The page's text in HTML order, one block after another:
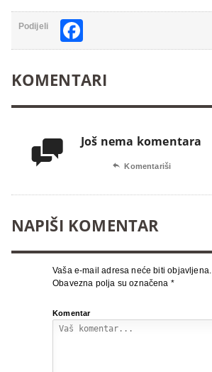
Podijeli
KOMENTARI
 Još nema komentara
 Komentariši
NAPIŠI KOMENTAR
Vaša e-mail adresa neće biti objavljena.
Obavezna polja su označena *
Komentar